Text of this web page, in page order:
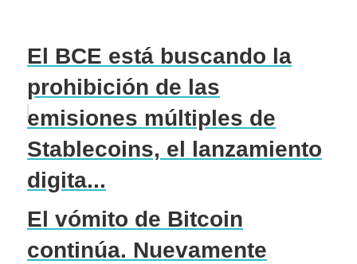
El BCE está buscando la
prohibición de las
emisiones múltiples de
Stablecoins, el lanzamiento
digita...
El vómito de Bitcoin
continúa. Nuevamente